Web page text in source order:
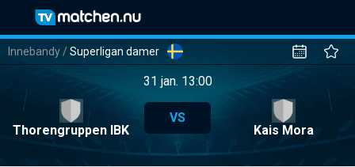
Innebandy /Superligan damer
31 jan. 13:00
Thorengruppen IBK
VS
Kais Mora